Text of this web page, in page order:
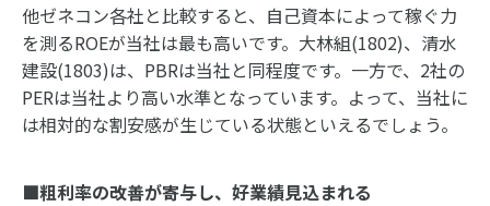
他ゼネコン各社と比較すると、自己資本によって稼ぐ力
を測るROEが当社は最も高いです。大林組(1802)、清水
建設(1803)は、PBRは当社と同程度です。一方で、2社の
PERは当社より高い水準となっています。よって、当社に
は相対的な割安感が生じている状態といえるでしょう。
■粗利率の改善が寄与し、好業績見込まれる